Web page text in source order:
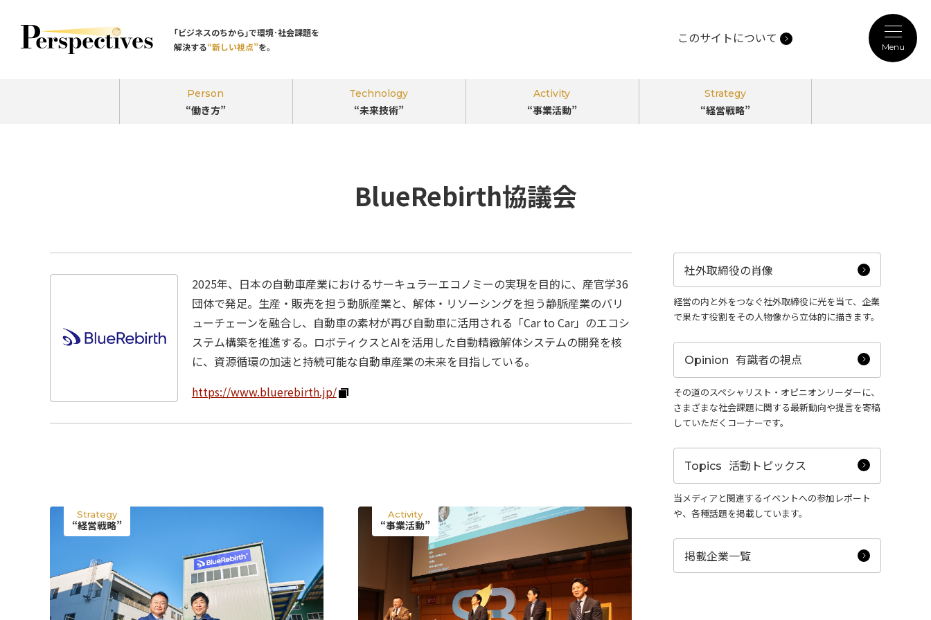
｢ビジネスのちから｣で環境･社会課題を
解決する“新しい視点”を。
このサイトについて
Person
“働き方”
Technology
“未来技術”
Activity
“事業活動”
Strategy
“経営戦略”
Menu
記事カテゴリ
“未来技術”のPerspectives
Activity
“事業活動”のPerspectives
Strategy
“経営戦略”のPerspectives
社外取締役の肖像
有識者の視点
“新しい視点”を。
掲載企業一覧
運営会社
BlueRebirth協議会
2025年、日本の自動車産業におけるサーキュラーエコノミーの実現を目的に、産官学36
団体で発足。生産・販売を担う動脈産業と、解体・リソーシングを担う静脈産業のバリ
ューチェーンを融合し、自動車の素材が再び自動車に活用される「Car to Car」のエコシ
ステム構築を推進する。ロボティクスとAIを活用した自動精緻解体システムの開発を核
に、資源循環の加速と持続可能な自動車産業の未来を目指している。
https://www.bluerebirth.jp/
Strategy
“経営戦略”
Activity
“事業活動”
社外取締役の肖像
経営の内と外をつなぐ社外取締役に光を当て、企業
で果たす役割をその人物像から立体的に描きます。
Opinion 有識者の視点
その道のスペシャリスト・オピニオンリーダーに、
さまざまな社会課題に関する最新動向や提言を寄稿
していただくコーナーです。
Topics 活動トピックス
当メディアと関連するイベントへの参加レポート
や、各種話題を掲載しています。
掲載企業一覧